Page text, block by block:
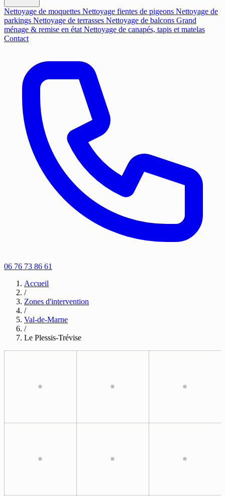
Nettoyage de moquettes Nettoyage fientes de pigeons Nettoyage de
parkings Nettoyage de terrasses Nettoyage de balcons Grand
ménage & remise en état Nettoyage de canapés, tapis et matelas
Contact
06 76 73 86 61
Accueil
/
Zones d'intervention
/
Val-de-Marne
/
Le Plessis-Trévise